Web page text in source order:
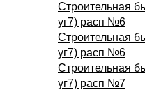
Строительная
уг7) расп №6
Строительная
уг7) расп №6
Строительная
уг7) расп №7